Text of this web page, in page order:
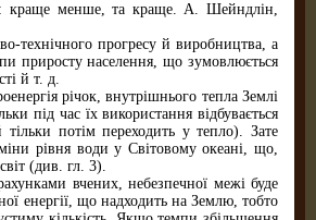
краще менше, та краще. А. Шейндлін,
технічного прогресу й виробництва, а
приросту населення, що зумовлюється
й т. д.
річок, внутрішнього тепла Землі
під час їх використання відбувається
потім переходить у тепло). Зате
рівня води у Світовому океані, що,
(див. гл. 3).
вчених, небезпечної межі буде
енергії, що надходить на Землю, тобто